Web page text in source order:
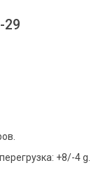
29
+8/-4 g.